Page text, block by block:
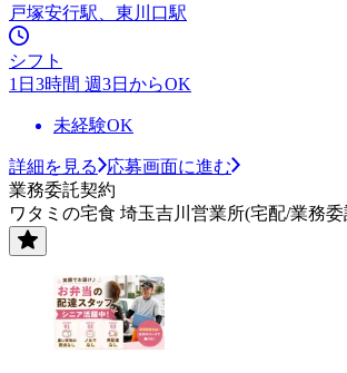
戸塚安行駅、東川口駅
シフト
1日3時間 週3日からOK
未経験OK
詳細を見る
応募画面に進む
業務委託契約
ワタミの宅食 埼玉吉川営業所(宅配/業務